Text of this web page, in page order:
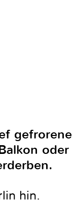
gefrorene
oder
hin.